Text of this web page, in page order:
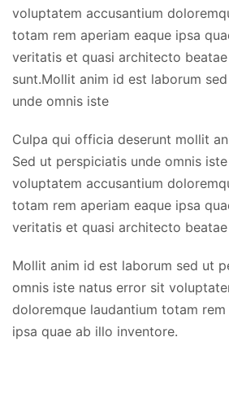
voluptatem accusantium
totam rem aperiam eaque ipsa
veritatis et quasi architecto
sunt.Mollit anim id est laborum
unde omnis iste
Culpa qui officia deserunt mollit
Sed ut perspiciatis unde omnis
voluptatem accusantium
totam rem aperiam eaque ipsa
veritatis et quasi architecto
Mollit anim id est laborum sed ut
omnis iste natus error sit
doloremque laudantium totam rem
ipsa quae ab illo inventore.